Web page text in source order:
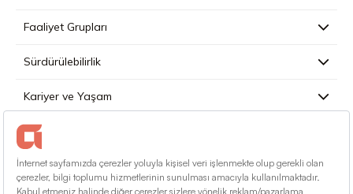
Faaliyet Grupları
Sürdürülebilirlik
Kariyer ve Yaşam
Basın
İletişim